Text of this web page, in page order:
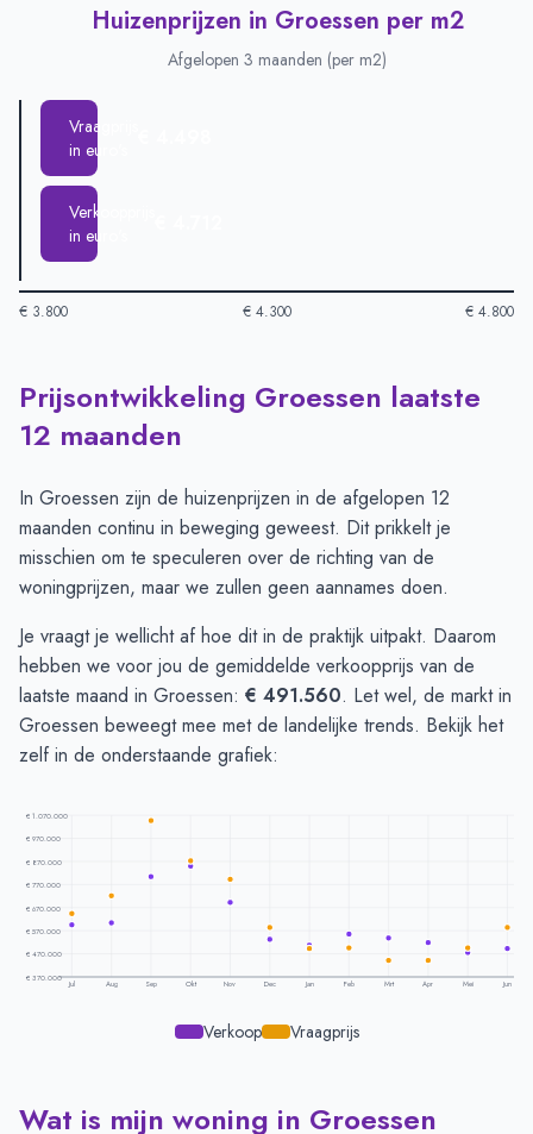
Huizenprijzen in Groessen per m2
Afgelopen 3 maanden (per m2)
Vraagprijs
in euro's
Verkoopprijs
in euro's
€ 3.800 € 4.300 € 4.800
Huizenprijzen in Groessen per m2-Afgelopen 3 maanden
Type
Vraagprijs in euro's
Verkoopprijs in euro's
Prijsontwikkeling Groessen laatste
12 maanden
In Groessen zijn de huizenprijzen in de afgelopen 12
maanden continu in beweging geweest. Dit prikkelt je
misschien om te speculeren over de richting van de
woningprijzen, maar we zullen geen aannames doen.
Je vraagt je wellicht af hoe dit in de praktijk uitpakt. Daarom
hebben we voor jou de gemiddelde verkoopprijs van de
laatste maand in Groessen: € 491.560. Let wel, de markt in
Groessen beweegt mee met de landelijke trends. Bekijk het
zelf in de onderstaande grafiek:
€ 1.070.000
€ 970.000
€ 870.000
€ 770.000
€ 670.000
€ 570.000
€ 470.000
€ 370.000
Jul Aug Sep Okt Nov Dec Jan Feb Mrt Apr Mei Jun
Verkoop Vraagprijs
Prijsontwikkeling per maand -Groessen
Wat is mijn woning in Groessen